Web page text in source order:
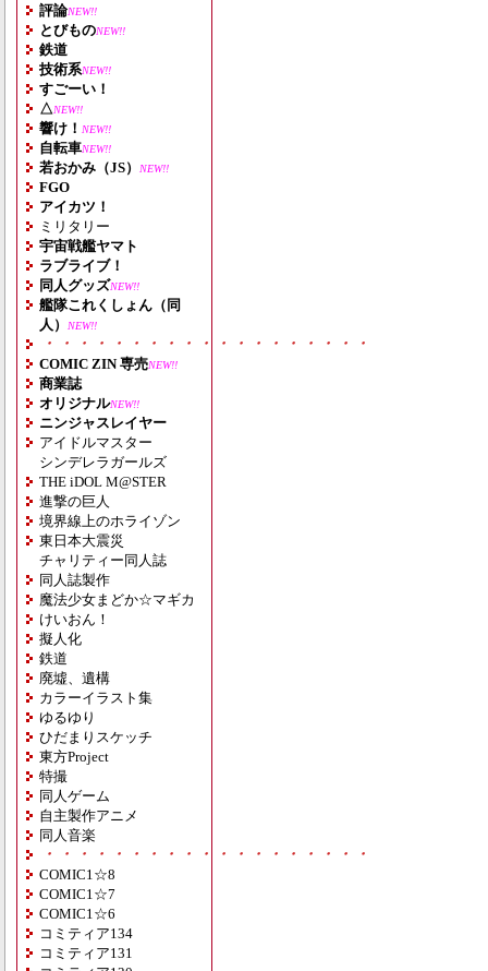
評論NEW!!
とびものNEW!!
鉄道
技術系NEW!!
すごーい！
△NEW!!
響け！ NEW!!
自転車NEW!!
若おかみ（JS） NEW!!
FGO
アイカツ！
ミリタリー
宇宙戦艦ヤマト
ラブライブ！
同人グッズNEW!!
艦隊これくしょん（同
人）
NEW!!
・・・・・・・・・・・・・・・・・・・
COMIC ZIN 専売NEW!!
商業誌
オリジナルNEW!!
ニンジャスレイヤー
アイドルマスター
シンデレラガールズ
THE iDOL M@STER
進撃の巨人
境界線上のホライゾン
東日本大震災
チャリティー同人誌
同人誌製作
魔法少女まどか☆マギカ
けいおん！
擬人化
鉄道
廃墟、遺構
カラーイラスト集
ゆるゆり
ひだまりスケッチ
東方Project
特撮
同人ゲーム
自主製作アニメ
同人音楽
・・・・・・・・・・・・・・・・・・・
COMIC1☆8
COMIC1☆7
COMIC1☆6
コミティア134
コミティア131